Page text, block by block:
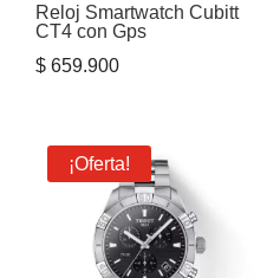
Reloj Smartwatch Cubitt
CT4 con Gps
$ 659.900
¡Oferta!